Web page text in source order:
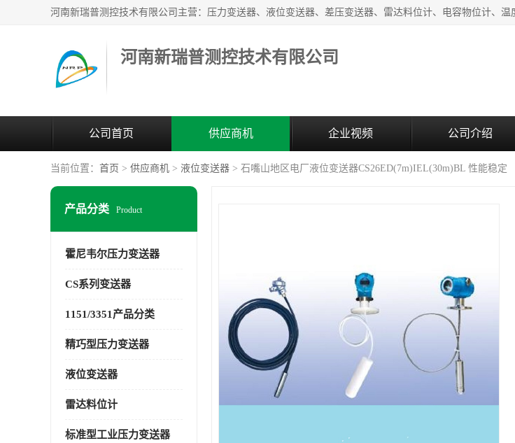
河南新瑞普测控技术有限公司
公司首页 供应商机 企业视频 公司介绍
当前位置： 首页 > 供应商机 > 液位变送器 > 石嘴山地区电厂液位变送器CS26ED(7m)IEL(30m)BL 性能稳定
产品分类 Product
霍尼韦尔压力变送器
CS系列变送器
1151/3351产品分类
精巧型压力变送器
液位变送器
雷达料位计
标准型工业压力变送器